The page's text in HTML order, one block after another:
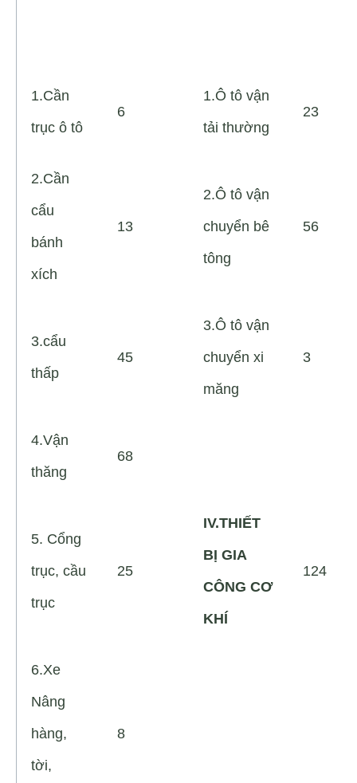
1.Cần
trục ô tô
6
1.Ô tô vận
tải thường
23
2.Cần
cẩu
bánh
xích
13
2.Ô tô vận
chuyển bê
tông
56
3.cẩu
thấp
45
3.Ô tô vận
chuyển xi
măng
3
4.Vận
thăng
68
5. Cổng
trục, cầu
trục
25
IV.THIẾT
BỊ GIA
CÔNG CƠ
KHÍ
124
6.Xe
Nâng
hàng,
tời,
8